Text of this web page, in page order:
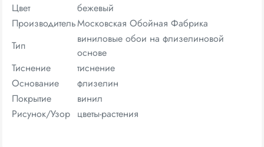
Цвет
бежевый
ПроизводительМосковская Обойная Фабрика
Тип
виниловые обои на флизелиновой
основе
Тиcнение
тиснение
Основание
флизелин
Покрытие
винил
Рисунок/Узор цветы-растения